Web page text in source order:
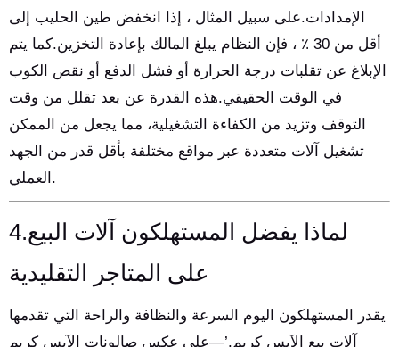
الإمدادات.على سبيل المثال ، إذا انخفض طين الحليب إلى
أقل من 30 ٪ ، فإن النظام يبلغ المالك بإعادة التخزين.كما يتم
الإبلاغ عن تقلبات درجة الحرارة أو فشل الدفع أو نقص الكوب
في الوقت الحقيقي.هذه القدرة عن بعد تقلل من وقت
التوقف وتزيد من الكفاءة التشغيلية، مما يجعل من الممكن
تشغيل آلات متعددة عبر مواقع مختلفة بأقل قدر من الجهد
العملي.
4.لماذا يفضل المستهلكون آلات البيع
على المتاجر التقليدية
يقدر المستهلكون اليوم السرعة والنظافة والراحة التي تقدمها
آلات بيع الآيس كريم.’—على عكس صالونات الآيس كريم